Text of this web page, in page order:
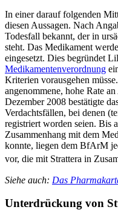
In einer darauf folgenden
diesen Aussagen. Nach
Todesfall bekannt, der in
steht. Das Medikament
eingesetzt. Dies begründet
Medikamentenverordnung
Kriterien vorausgehen
angenommene, hohe Rate
Dezember 2008 bestätigte
Verdachtsfällen, bei denen
registriert worden seien. Bis
Zusammenhang mit dem
konnte, liegen dem BfArM
vor, die mit Strattera in
Siehe auch: Das
Unterdrückung von